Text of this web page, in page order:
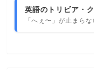
英語のトリビア・
「へぇ〜」が止まら